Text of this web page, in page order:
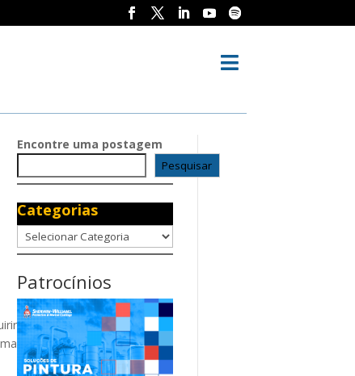

Encontre uma postagem
Pesquisar
Categorias
Categorias
Patrocínios